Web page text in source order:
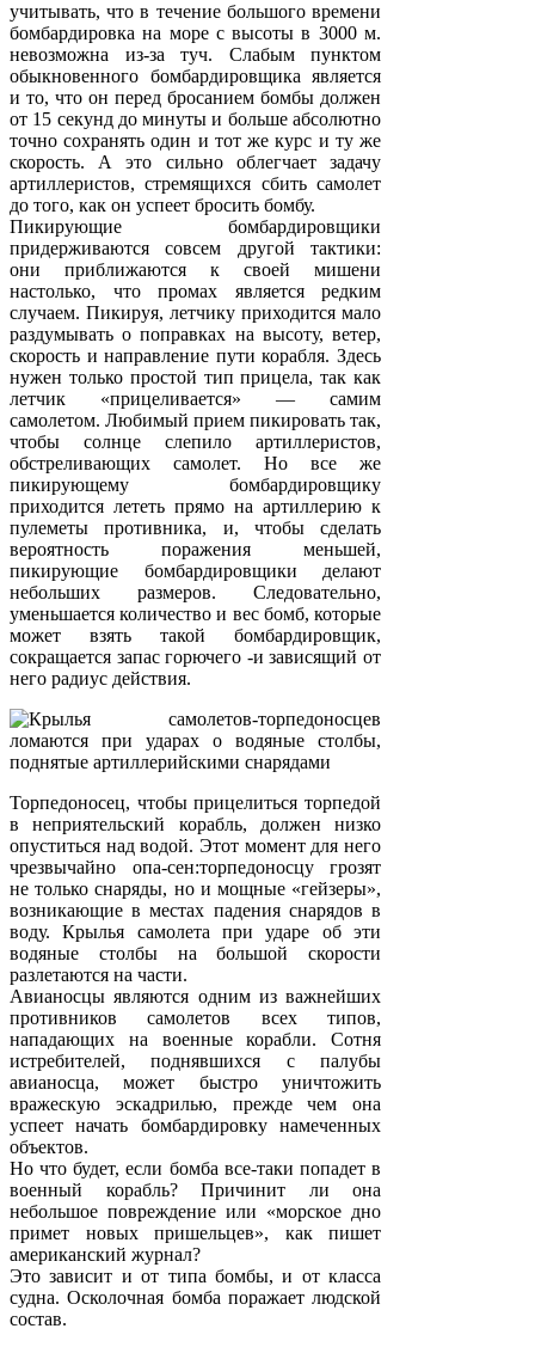
учитывать, что в течение большого времени
бомбардировка на море с высоты в 3000 м.
невозможна из-за туч. Слабым пунктом
обыкновенного бомбардировщика является
и то, что он перед бросанием бомбы должен
от 15 секунд до минуты и больше абсолютно
точно сохранять один и тот же курс и ту же
скорость. А это сильно облегчает задачу
артиллеристов, стремящихся сбить самолет
до того, как он успеет бросить бомбу.
Пикирующие бомбардировщики
придерживаются совсем другой тактики:
они приближаются к своей мишени
настолько, что промах является редким
случаем. Пикируя, летчику приходится мало
раздумывать о поправках на высоту, ветер,
скорость и направление пути корабля. Здесь
нужен только простой тип прицела, так как
летчик «прицеливается» — самим
самолетом. Любимый прием пикировать так,
чтобы солнце слепило артиллеристов,
обстреливающих самолет. Но все же
пикирующему бомбардировщику
приходится лететь прямо на артиллерию к
пулеметы противника, и, чтобы сделать
вероятность поражения меньшей,
пикирующие бомбардировщики делают
небольших размеров. Следовательно,
уменьшается количество и вес бомб, которые
может взять такой бомбардировщик,
сокращается запас горючего -и зависящий от
него радиус действия.
Торпедоносец, чтобы прицелиться торпедой
в неприятельский корабль, должен низко
опуститься над водой. Этот момент для него
чрезвычайно опа-сен:торпедоносцу грозят
не только снаряды, но и мощные «гейзеры»,
возникающие в местах падения снарядов в
воду. Крылья самолета при ударе об эти
водяные столбы на большой скорости
разлетаются на части.
Авианосцы являются одним из важнейших
противников самолетов всех типов,
нападающих на военные корабли. Сотня
истребителей, поднявшихся с палубы
авианосца, может быстро уничтожить
вражескую эскадрилью, прежде чем она
успеет начать бомбардировку намеченных
объектов.
Но что будет, если бомба все-таки попадет в
военный корабль? Причинит ли она
небольшое повреждение или «морское дно
примет новых пришельцев», как пишет
американский журнал?
Это зависит и от типа бомбы, и от класса
судна. Осколочная бомба поражает людской
состав.